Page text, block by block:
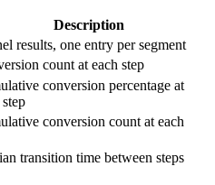
Description
results, one entry per segment
count at each step
conversion percentage at
conversion count at each
transition time between steps